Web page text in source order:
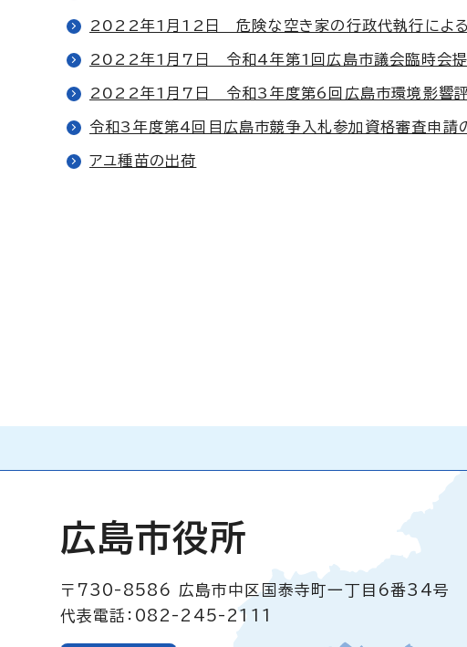
2022年1月12日 危険な空き家の行政代執行によ
2022年1月7日 令和4年第1回広島市議会臨時会提
2022年1月7日 令和3年度第6回広島市環境影響評
令和3年度第4回目広島市競争入札参加資格審査申請
アユ種苗の出荷
広島市役所
〒730-8586
広島市中区国泰寺町一丁目6番34号
代表電話：082-245-2111